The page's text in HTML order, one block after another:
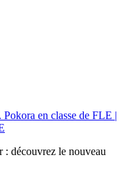
en classe de FLE |
: découvrez le nouveau